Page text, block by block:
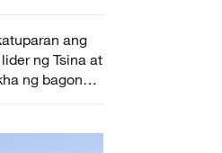
ang
ng Tsina at
ng bagong